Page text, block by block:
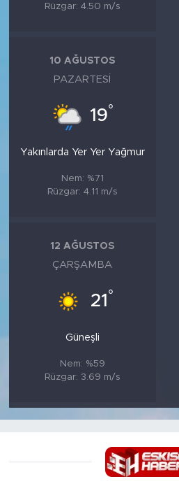
Rüzgar: 4.50 m/s
10 AĞUSTOS
PAZARTESI
19°
Yakınlarda Yer Yer Yağmur
Nem: %71
Rüzgar: 4.11 m/s
12 AĞUSTOS
ÇARŞAMBA
21 °
Güneşli
Nem: %59
Rüzgar: 3.69 m/s